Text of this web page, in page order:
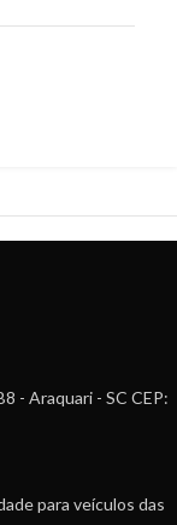
- Araquari - SC CEP:
para veículos das